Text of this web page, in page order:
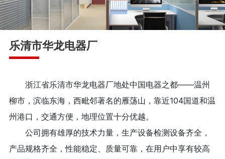
乐清市华龙电器厂
浙江省乐清市华龙电器厂地处中国电器之都——温州
柳市，滨临东海，西毗邻著名的雁荡山，靠近104国道和温
州港口，交通方便，地理位置十分优越。
公司拥有雄厚的技术力量，生产设备检测设备齐全，
产品规格齐全，性能稳定、质量可靠，在用户中享有较高